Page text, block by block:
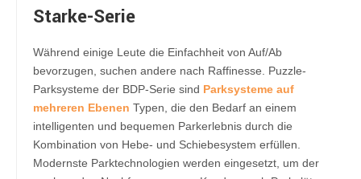
Starke-Serie
Während einige Leute die Einfachheit von Auf/Ab
bevorzugen, suchen andere nach Raffinesse. Puzzle-
Parksysteme der BDP-Serie sind Parksysteme auf
mehreren Ebenen Typen, die den Bedarf an einem
intelligenten und bequemen Parkerlebnis durch die
Kombination von Hebe- und Schiebesystem erfüllen.
Modernste Parktechnologien werden eingesetzt, um der